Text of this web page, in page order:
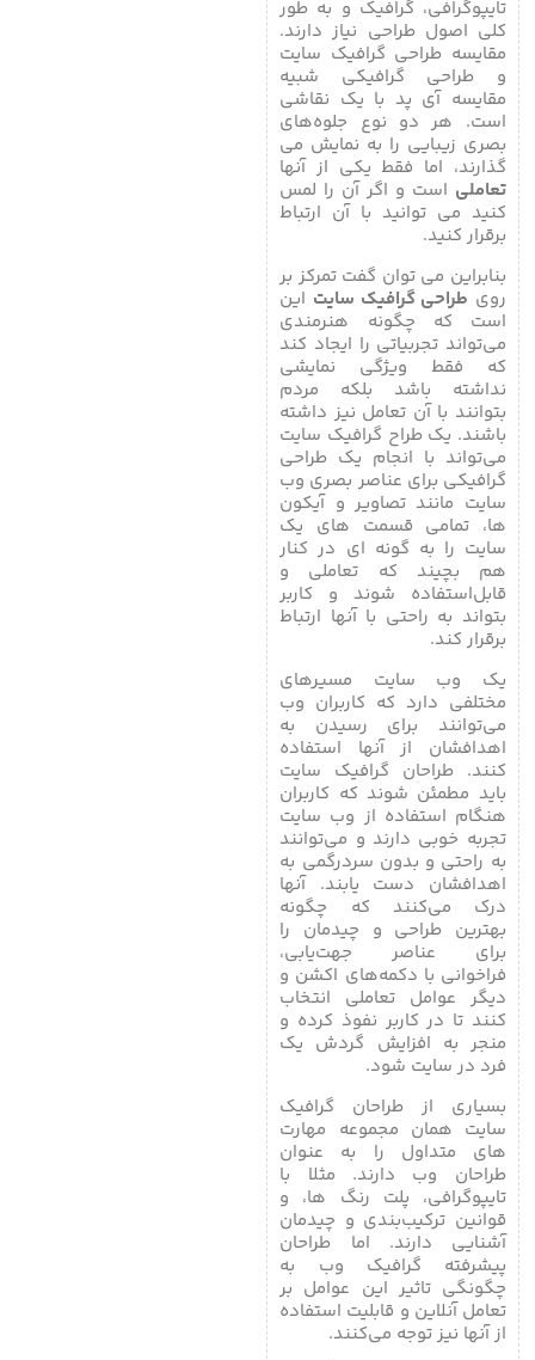
تایپوگرافی، گرافیک و به طور
کلی اصول طراحی نیاز دارند.
مقایسه طراحی گرافیک سایت
و طراحی گرافیکی شبیه
مقایسه آی پد با یک نقاشی
است. هر دو نوع جلوه‌های
بصری زیبایی را به نمایش می
گذارند، اما فقط یکی از آنها
تعاملی است و اگر آن را لمس
کنید می توانید با آن ارتباط
برقرار کنید.
بنابراین می توان گفت تمرکز بر
روی طراحی گرافیک سایت این
است که چگونه هنرمندی
می‌تواند تجربیاتی را ایجاد کند
که فقط ویژگی نمایشی
نداشته باشد بلکه مردم
بتوانند با آن‌ تعامل نیز داشته
باشند. یک طراح گرافیک سایت
می‌تواند با انجام یک طراحی
گرافیکی برای عناصر بصری وب
سایت مانند تصاویر و آیکون
ها، تمامی قسمت های یک
سایت را به گونه ای در کنار
هم بچیند که تعاملی و
قابل‌استفاده شوند و کاربر
بتواند به راحتی با آنها ارتباط
برقرار کند.
یک وب سایت مسیرهای
مختلفی دارد که کاربران وب
می‌توانند برای رسیدن به
اهدافشان از آنها استفاده
کنند. طراحان گرافیک سایت
باید مطمئن شوند که کاربران
هنگام استفاده از وب سایت
تجربه خوبی دارند و می‌توانند
به راحتی و بدون سردرگمی به
اهدافشان دست یابند. آنها
درک می‌کنند که چگونه
بهترین طراحی و چیدمان را
برای عناصر جهت‌یابی،
فراخوانی با دکمه‌های اکشن و
دیگر عوامل تعاملی انتخاب
کنند تا در کاربر نفوذ کرده و
منجر به افزایش گردش یک
فرد در سایت شود.
بسیاری از طراحان گرافیک
سایت همان مجموعه مهارت
های متداول را به عنوان
طراحان وب دارند. مثلا با
تایپوگرافی، پلت رنگ ها، و
قوانین ترکیب‌بندی و چیدمان
آشنایی دارند. اما طراحان
پیشرفته گرافیک وب به
چگونگی تاثیر این عوامل بر
تعامل آنلاین و قابلیت استفاده
از آنها نیز توجه می‌کنند.